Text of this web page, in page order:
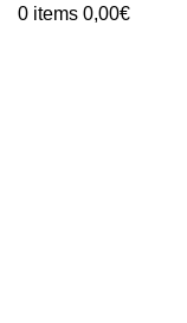
0 items 0,00€